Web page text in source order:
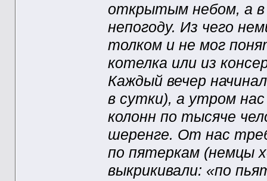
открытым небом, а в
непогоду. Из чего
толком и не мог
котелка или из
Каждый вечер
в сутки), а утром
колонн по тысяче
шеренге. От нас
по пятеркам (немцы
выкрикивали: «по